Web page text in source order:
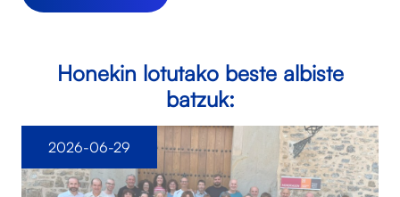
Honekin lotutako beste albiste
batzuk:
2026-06-29